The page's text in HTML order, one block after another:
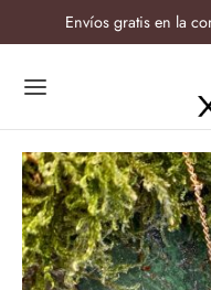
Envíos gratis en la
Atrás
Atrás